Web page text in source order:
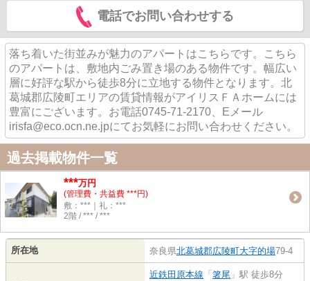
電話でお問い合わせする
落ち着いた街並みが魅力のアパートはこちらです。こちら
のアパートは、敷地内ごみ置き場のある物件です。幅広い
層に好評な駅から徒歩8分に立地する物件となります。北
葛城郡広陵町エリアの賃貸情報がアイリスＦＡホームには
豊富にございます。お電話0745-71-2170、Eメール
irisfa@eco.ocn.ne.jpにてお気軽にお問い合わせください。
過去掲載物件一覧
***万円
(管理費・共益費 ***円)
敷：***｜礼：***
2階 / *** / ***
所在地 奈良県北葛城郡広陵町大字的場79-4
近鉄田原本線 「 箸尾 」駅 徒歩8分